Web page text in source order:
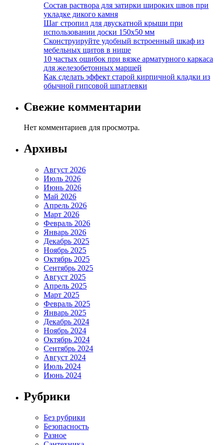
Состав раствора для затирки широких швов при
укладке дикого камня
Шаг стропил для двускатной крыши при
использовании доски 150х50 мм
Сконструируйте удобный встроенный шкаф из
мебельных щитов в нише
10 частых ошибок при вязке арматурного каркаса
для железобетонных маршей
Как сделать эффект старой кирпичной кладки из
обычной гипсовой шпатлевки
Свежие комментарии
Нет комментариев для просмотра.
Архивы
Август 2026
Июль 2026
Июнь 2026
Май 2026
Апрель 2026
Март 2026
Февраль 2026
Январь 2026
Декабрь 2025
Ноябрь 2025
Октябрь 2025
Сентябрь 2025
Август 2025
Апрель 2025
Март 2025
Февраль 2025
Январь 2025
Декабрь 2024
Ноябрь 2024
Октябрь 2024
Сентябрь 2024
Август 2024
Июль 2024
Июнь 2024
Рубрики
Без рубрики
Безопасность
Разное